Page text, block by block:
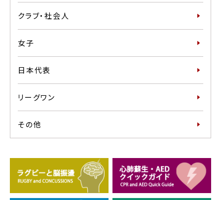
クラブ・社会人
女子
日本代表
リーグワン
その他